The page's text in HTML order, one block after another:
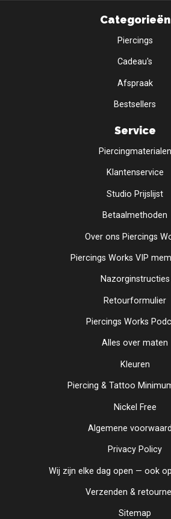
Categorieën
Piercings
Cadeau's
Afspraak
Bestsellers
Service
Piercingmaterialen
Klantenservice
Studio Prijslijst
Betaalmethoden
Over ons Piercings
Piercings Works VIP
Nazorginstructies
Retourformulier
Piercings Works
Alles over maten
Kleuren
Piercing & Tattoo
Nickel Free
Algemene
Privacy Policy
Wij zijn elke dag open — ook
Verzenden &
Sitemap